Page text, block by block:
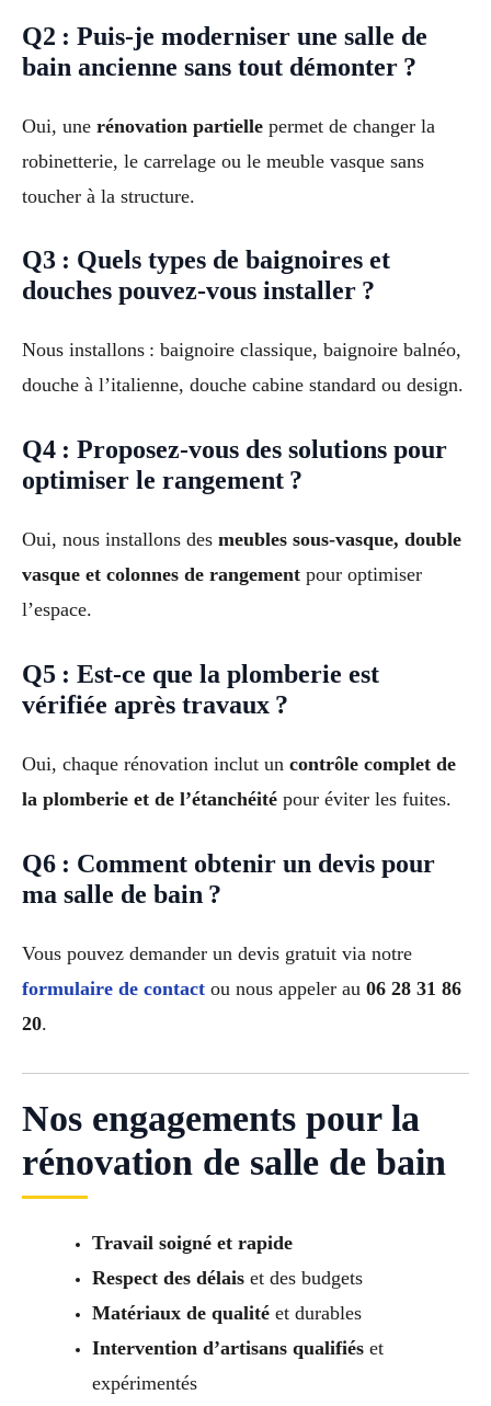
Q2 : Puis-je moderniser une salle de
bain ancienne sans tout démonter ?
Oui, une rénovation partielle permet de changer la
robinetterie, le carrelage ou le meuble vasque sans
toucher à la structure.
Q3 : Quels types de baignoires et
douches pouvez-vous installer ?
Nous installons : baignoire classique, baignoire balnéo,
douche à l’italienne, douche cabine standard ou design.
Q4 : Proposez-vous des solutions pour
optimiser le rangement ?
Oui, nous installons des meubles sous-vasque, double
vasque et colonnes de rangement pour optimiser
l’espace.
Q5 : Est-ce que la plomberie est
vérifiée après travaux ?
Oui, chaque rénovation inclut un contrôle complet de
la plomberie et de l’étanchéité pour éviter les fuites.
Q6 : Comment obtenir un devis pour
ma salle de bain ?
Vous pouvez demander un devis gratuit via notre
formulaire de contact ou nous appeler au 06 28 31 86
20.
Nos engagements pour la
rénovation de salle de bain
Travail soigné et rapide
Respect des délaiset des budgets
Matériaux de qualitéet durables
Intervention d’artisans qualifiéset
expérimentés